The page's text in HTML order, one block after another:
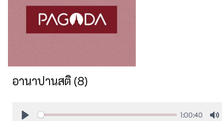
อานาปานสติ (8)
1:00:40